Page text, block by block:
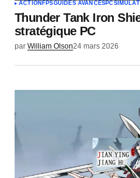
ACTION FPSGUIDES AVANCÉS PC
Thunder Tank Iron
stratégique PC
par William Olson24 mars 2026